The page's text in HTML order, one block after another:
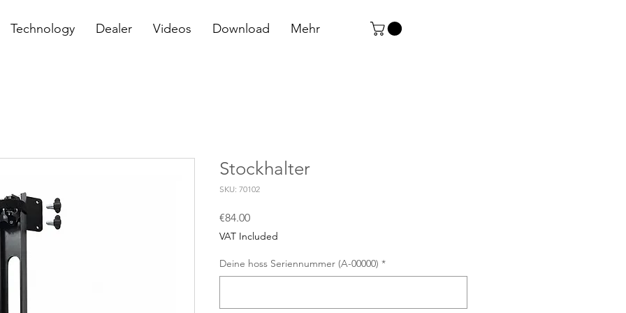
Technology Dealer Videos Download Mehr
Stockhalter
SKU: 70102
€84.00Price
VAT Included
Deine hoss Seriennummer (A-00000) *